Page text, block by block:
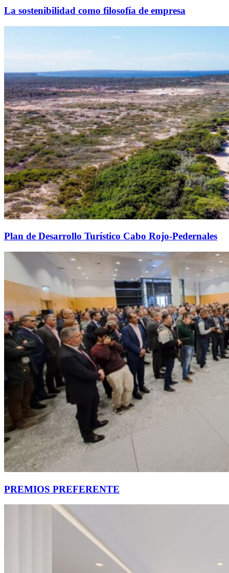
La sostenibilidad como filosofía de empresa
Plan de Desarrollo Turístico Cabo Rojo-Pedernales
PREMIOS PREFERENTE